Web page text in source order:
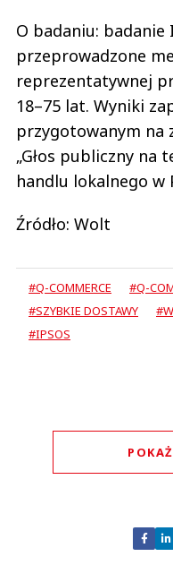
O badaniu: badanie
przeprowadzone
reprezentatywnej
18–75 lat. Wyniki
przygotowanym na
„Głos publiczny
handlu lokalnego w
Źródło: Wolt
#Q-COMMERCE
#Q-
#SZYBKIE DOSTAWY
#IPSOS
Nie
Zostaw